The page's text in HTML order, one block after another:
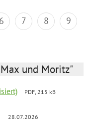
6 7 8
9
und Moritz"
PDF, 215 kB
28.07.2026